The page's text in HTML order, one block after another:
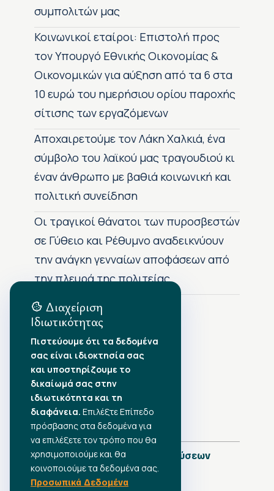
συμπολιτών μας
Κοινωνικοί εταίροι: Επιστολή προς
τον Υπουργό Εθνικής Οικονομίας &
Οικονομικών για αύξηση από τα 6 στα
10 ευρώ του ημερήσιου ορίου παροχής
σίτισης των εργαζόμενων
Αποχαιρετούμε τον Λάκη Χαλκιά, ένα
σύμβολο του λαϊκού μας τραγουδιού κι
έναν άνθρωπο με βαθιά κοινωνική και
πολιτική συνείδηση
Οι τραγικοί θάνατοι των πυροσβεστών
σε Γύθειο και Ρέθυμνο αναδεικνύουν
την ανάγκη γενναίων αποφάσεων από
την πλευρά της πολιτείας
Αρχείο Δημοσιεύσεων
•Αύγουστος 2026
•Ιούλιος 2026
•Ιούνιος 2026
•Μάιος 2026
•Απρίλιος 2026
•Μάρτιος 2026
Πλήρες Ημερολόγιο Δημοσιεύσεων
Διαχείριση
Ιδιωτικότητας
Πιστεύουμε ότι τα δεδομένα
σας είναι ιδιοκτησία σας
και υποστηρίζουμε το
δικαίωμά σας στην
ιδιωτικότητα και τη
διαφάνεια. Επιλέξτε Επίπεδο
πρόσβασης στα δεδομένα για
να επιλέξετε τον τρόπο που θα
χρησιμοποιούμε και θα
κοινοποιούμε τα δεδομένα σας.
Προσωπικά Δεδομένα